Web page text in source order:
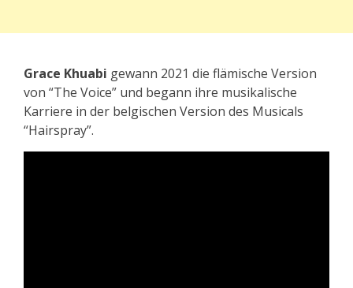
Grace Khuabi gewann 2021 die flämische Version
von “The Voice” und begann ihre musikalische
Karriere in der belgischen Version des Musicals
“Hairspray”.